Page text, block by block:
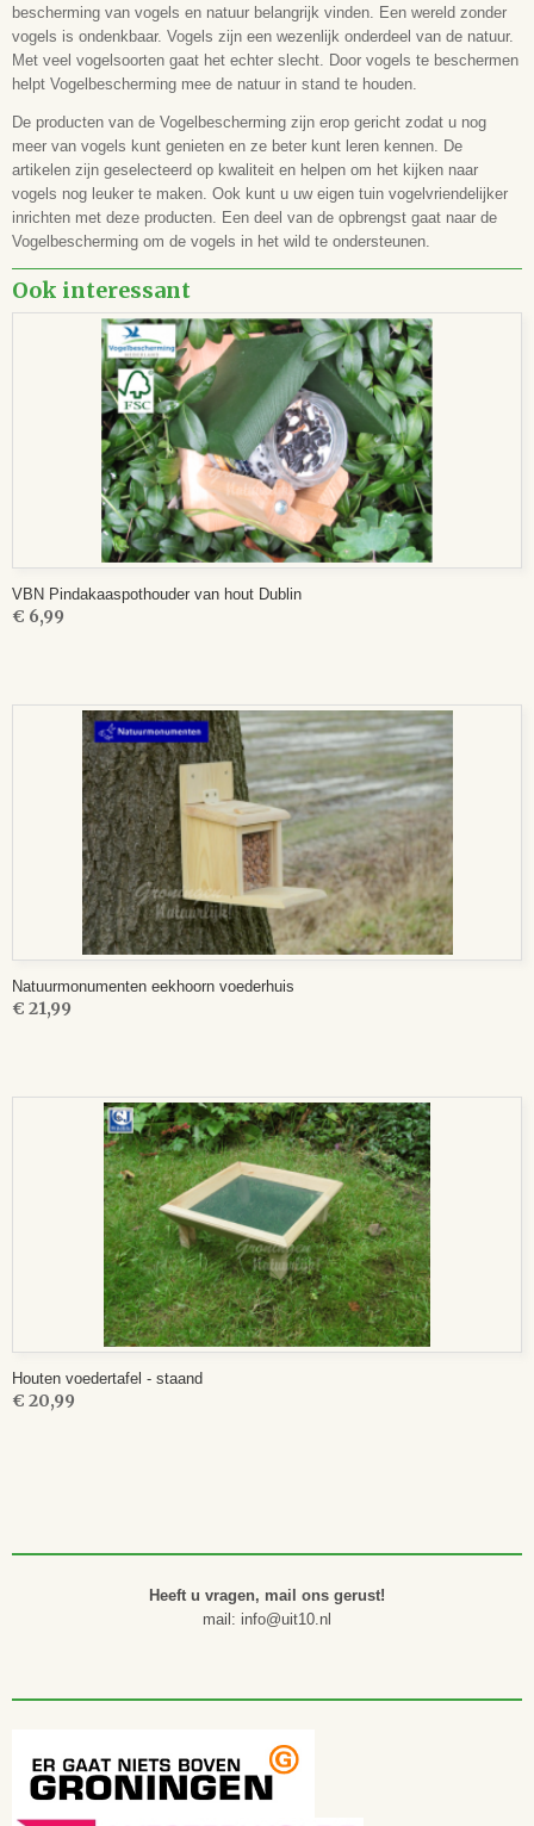
bescherming van vogels en natuur belangrijk vinden. Een wereld zonder
vogels is ondenkbaar. Vogels zijn een wezenlijk onderdeel van de natuur.
Met veel vogelsoorten gaat het echter slecht. Door vogels te beschermen
helpt Vogelbescherming mee de natuur in stand te houden.
De producten van de Vogelbescherming zijn erop gericht zodat u nog
meer van vogels kunt genieten en ze beter kunt leren kennen. De
artikelen zijn geselecteerd op kwaliteit en helpen om het kijken naar
vogels nog leuker te maken. Ook kunt u uw eigen tuin vogelvriendelijker
inrichten met deze producten. Een deel van de opbrengst gaat naar de
Vogelbescherming om de vogels in het wild te ondersteunen.
Ook interessant
VBN Pindakaaspothouder van hout Dublin
€ 6,99
Natuurmonumenten eekhoorn voederhuis
€ 21,99
Houten voedertafel - staand
€ 20,99
Heeft u vragen, mail ons gerust!
mail: info@uit10.nl